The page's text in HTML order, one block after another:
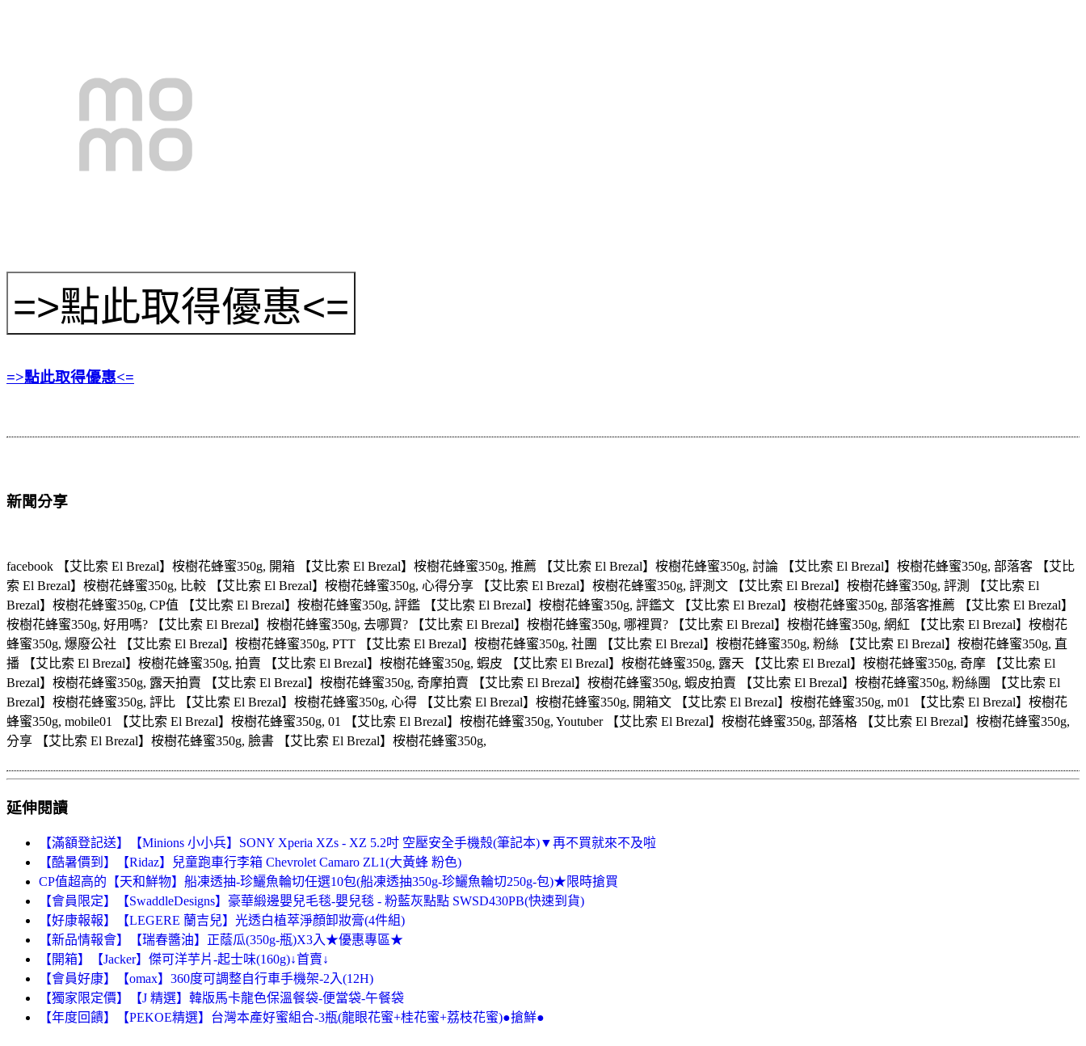
=>點此取得優惠<=
新聞分享
facebook 【艾比索 El Brezal】桉樹花蜂蜜350g, 開箱 【艾比索 El Brezal】桉樹花蜂蜜350g, 推薦 【艾比索 El Brezal】桉樹花蜂蜜350g, 討論 【艾比索 El Brezal】桉樹花蜂蜜350g, 部落客 【艾比
索 El Brezal】桉樹花蜂蜜350g, 比較 【艾比索 El Brezal】桉樹花蜂蜜350g, 心得分享 【艾比索 El Brezal】桉樹花蜂蜜350g, 評測文 【艾比索 El Brezal】桉樹花蜂蜜350g, 評測 【艾比索 El
Brezal】桉樹花蜂蜜350g, CP值 【艾比索 El Brezal】桉樹花蜂蜜350g, 評鑑 【艾比索 El Brezal】桉樹花蜂蜜350g, 評鑑文 【艾比索 El Brezal】桉樹花蜂蜜350g, 部落客推薦 【艾比索 El Brezal】
桉樹花蜂蜜350g, 好用嗎? 【艾比索 El Brezal】桉樹花蜂蜜350g, 去哪買? 【艾比索 El Brezal】桉樹花蜂蜜350g, 哪裡買? 【艾比索 El Brezal】桉樹花蜂蜜350g, 網紅 【艾比索 El Brezal】桉樹花
蜂蜜350g, 爆廢公社 【艾比索 El Brezal】桉樹花蜂蜜350g, PTT 【艾比索 El Brezal】桉樹花蜂蜜350g, 社團 【艾比索 El Brezal】桉樹花蜂蜜350g, 粉絲 【艾比索 El Brezal】桉樹花蜂蜜350g, 直
播 【艾比索 El Brezal】桉樹花蜂蜜350g, 拍賣 【艾比索 El Brezal】桉樹花蜂蜜350g, 蝦皮 【艾比索 El Brezal】桉樹花蜂蜜350g, 露天 【艾比索 El Brezal】桉樹花蜂蜜350g, 奇摩 【艾比索 El
Brezal】桉樹花蜂蜜350g, 露天拍賣 【艾比索 El Brezal】桉樹花蜂蜜350g, 奇摩拍賣 【艾比索 El Brezal】桉樹花蜂蜜350g, 蝦皮拍賣 【艾比索 El Brezal】桉樹花蜂蜜350g, 粉絲團 【艾比索 El
Brezal】桉樹花蜂蜜350g, 評比 【艾比索 El Brezal】桉樹花蜂蜜350g, 心得 【艾比索 El Brezal】桉樹花蜂蜜350g, 開箱文 【艾比索 El Brezal】桉樹花蜂蜜350g, m01 【艾比索 El Brezal】桉樹花
蜂蜜350g, mobile01 【艾比索 El Brezal】桉樹花蜂蜜350g, 01 【艾比索 El Brezal】桉樹花蜂蜜350g, Youtuber 【艾比索 El Brezal】桉樹花蜂蜜350g, 部落格 【艾比索 El Brezal】桉樹花蜂蜜350g,
分享 【艾比索 El Brezal】桉樹花蜂蜜350g, 臉書 【艾比索 El Brezal】桉樹花蜂蜜350g,
延伸閱讀
【滿額登記送】【Minions 小小兵】SONY Xperia XZs - XZ 5.2吋 空壓安全手機殼(筆記本)▼再不買就來不及啦
【酷暑價到】【Ridaz】兒童跑車行李箱 Chevrolet Camaro ZL1(大黃蜂 粉色)
CP值超高的【天和鮮物】船凍透抽-珍鱺魚輪切任選10包(船凍透抽350g-珍鱺魚輪切250g-包)★限時搶買
【會員限定】【SwaddleDesigns】豪華緞邊嬰兒毛毯-嬰兒毯 - 粉藍灰點點 SWSD430PB(快速到貨)
【好康報報】【LEGERE 蘭吉兒】光透白植萃淨顏卸妝膏(4件組)
【新品情報會】【瑞春醬油】正蔭瓜(350g-瓶)X3入★優惠專區★
【開箱】【Jacker】傑可洋芋片-起士味(160g)↓首賣↓
【會員好康】【omax】360度可調整自行車手機架-2入(12H)
【獨家限定價】【J 精選】韓版馬卡龍色保溫餐袋-便當袋-午餐袋
【年度回饋】【PEKOE精選】台灣本產好蜜組合-3瓶(龍眼花蜜+桂花蜜+荔枝花蜜)●搶鮮●